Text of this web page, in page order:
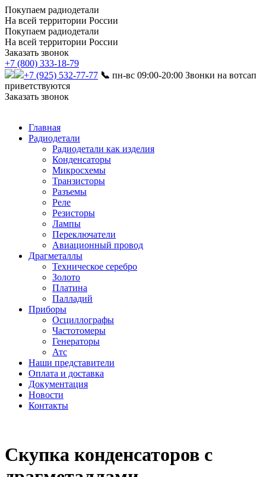
Покупаем радиодетали
На всей территории России
Покупаем радиодетали
На всей территории России
Заказать звонок
+7 (800) 333-18-79
+7 (925) 532-77-77 📞 пн-вс 09:00-20:00 Звонки на вотсап
приветствуются
Заказать звонок
Главная
Радиодетали
Радиодетали как изделия
Конденсаторы
Микросхемы
Транзисторы
Разъемы
Реле
Резисторы
Лампы
Переключатели
Авиационный провод
Драгметаллы
Техническое серебро
Золото
Платина
Палладий
Приборы
Осциллографы
Частотомеры
Генераторы
Атс
Наши представители
Оплата и доставка
Документация
Новости
Контакты
Скупка конденсаторов с